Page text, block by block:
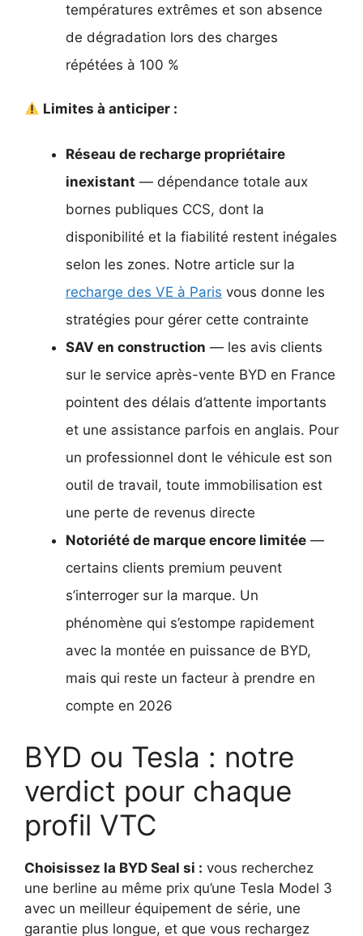
températures extrêmes et son absence
de dégradation lors des charges
répétées à 100 %
Limites à anticiper :
Réseau de recharge propriétaire
inexistant — dépendance totale aux
bornes publiques CCS, dont la
disponibilité et la fiabilité restent inégales
selon les zones. Notre article sur la
recharge des VE à Paris vous donne les
stratégies pour gérer cette contrainte
SAV en construction — les avis clients
sur le service après-vente BYD en France
pointent des délais d’attente importants
et une assistance parfois en anglais. Pour
un professionnel dont le véhicule est son
outil de travail, toute immobilisation est
une perte de revenus directe
Notoriété de marque encore limitée —
certains clients premium peuvent
s’interroger sur la marque. Un
phénomène qui s’estompe rapidement
avec la montée en puissance de BYD,
mais qui reste un facteur à prendre en
compte en 2026
BYD ou Tesla : notre
verdict pour chaque
profil VTC
Choisissez la BYD Seal si : vous recherchez
une berline au même prix qu’une Tesla Model 3
avec un meilleur équipement de série, une
garantie plus longue, et que vous rechargez